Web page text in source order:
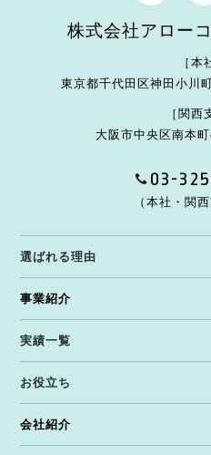
株式会社アロー
［本
東京都千代田区神田小川
［関西
大阪市中央区南本
03-
（本社・関
選ばれる理由
事業紹介
実績一覧
お役立ち
会社紹介